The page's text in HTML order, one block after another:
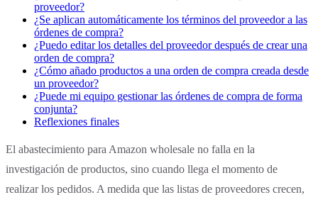
proveedor?
¿Se aplican automáticamente los términos del proveedor a las
órdenes de compra?
¿Puedo editar los detalles del proveedor después de crear una
orden de compra?
¿Cómo añado productos a una orden de compra creada desde
un proveedor?
¿Puede mi equipo gestionar las órdenes de compra de forma
conjunta?
Reflexiones finales
El abastecimiento para Amazon wholesale no falla en la
investigación de productos, sino cuando llega el momento de
realizar los pedidos. A medida que las listas de proveedores crecen,